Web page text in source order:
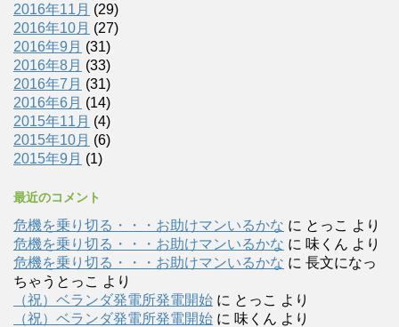
2016年11月 (29)
2016年10月 (27)
2016年9月 (31)
2016年8月 (33)
2016年7月 (31)
2016年6月 (14)
2015年11月 (4)
2015年10月 (6)
2015年9月 (1)
最近のコメント
危機を乗り切る・・・お助けマンいるかな に とっこ より
危機を乗り切る・・・お助けマンいるかな に 味くん より
危機を乗り切る・・・お助けマンいるかな に 長文になっ
ちゃうとっこ より
（祝）ベランダ発電所発電開始 に とっこ より
（祝）ベランダ発電所発電開始 に 味くん より